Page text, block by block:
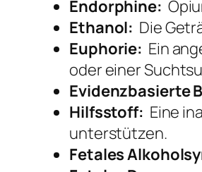
Endorphine:
Ethanol: Die
Euphorie: Ein
oder einer
Evidenzbasierte
Hilfsstoff: Eine
unterstützen.
Fetales